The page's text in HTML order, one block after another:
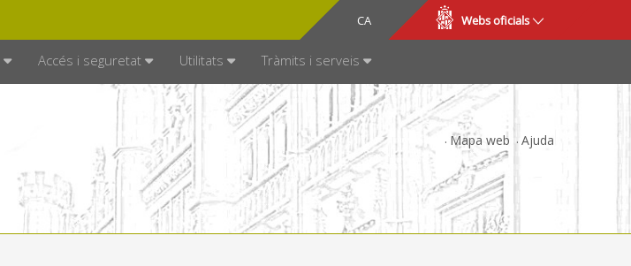
CA
ES Webs oficials
Accés i seguretat Utilitats Tràmits i serveis
Mapa web Ajuda